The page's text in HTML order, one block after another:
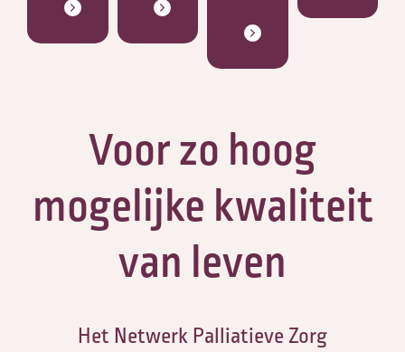
Voor zo hoog
mogelijke kwaliteit
van leven
Het Netwerk Palliatieve Zorg